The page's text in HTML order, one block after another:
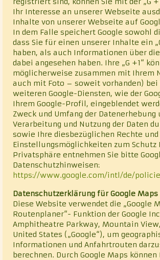
Ihr Interesse an unserer Webseite
Inhalte von unserer Webseite auf
In dem Falle speichert Google sowohl
dass Sie für einen unserer Inhalte ein
haben, als auch Informationen über
dabei angesehen haben. Ihre „G +1“
möglicherweise zusammen mit Ihrem
auch mit Foto – soweit vorhanden) bei
weiteren Google-Diensten, wie der
Ihrem Google-Profil, eingeblendet
Zweck und Umfang der
Verarbeitung und Nutzung der Daten
sowie Ihre diesbezüglichen Rechte und
Einstellungsmöglichkeiten zum Schutz
Privatsphäre entnehmen Sie bitte
Datenschutzhinweisen:
https://www.google.com/intl/de/
Datenschutzerklärung für Google Maps
Diese Website verwendet die „Google
Routenplaner“- Funktion der Google
Amphitheatre Parkway, Mountain View,
United States („Google“), um
Informationen und Anfahrtrouten
berechnen. Durch Google Maps